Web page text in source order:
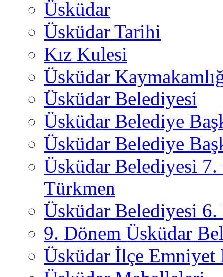
Üsküdar
Üsküdar Tarihi
Kız Kulesi
Üsküdar
Üsküdar Belediyesi
Üsküdar Belediye
Üsküdar Belediye
Üsküdar Belediyesi
Türkmen
Üsküdar Belediyesi 6.
9. Dönem Üsküdar
Üsküdar İlçe